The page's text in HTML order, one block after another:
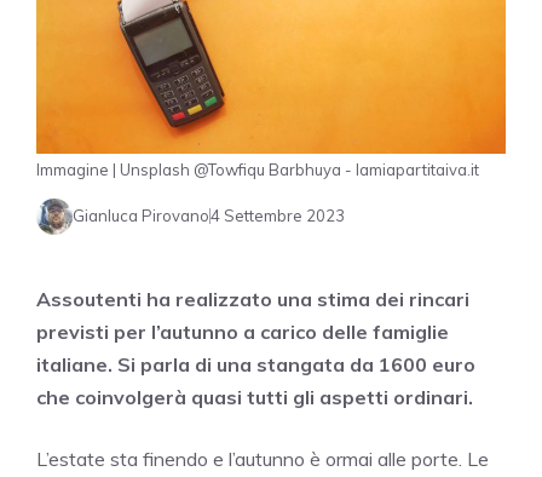
Immagine | Unsplash @Towfiqu Barbhuya - lamiapartitaiva.it
Gianluca Pirovano4 Settembre 2023
Assoutenti ha realizzato una stima dei rincari
previsti per l’autunno a carico delle famiglie
italiane. Si parla di una stangata da 1600 euro
che coinvolgerà quasi tutti gli aspetti ordinari.
L’estate sta finendo e l’autunno è ormai alle porte. Le